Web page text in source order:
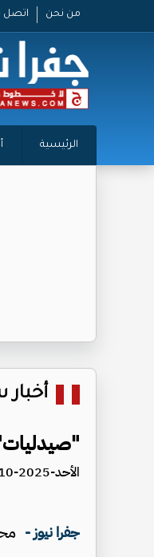
من نحن اتصل
الرئيسية
الأحد-2025-10-05 10:36 am
جفرا نيوز -